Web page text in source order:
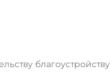
благоустройству